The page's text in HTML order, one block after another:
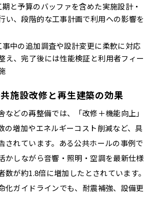
と予算のバッファを含めた実施設計・
い、段階的な工事計画で利用への影響を
事中の追加調査や設計変更に柔軟に対応
え、完了後には性能検証と利用者フィー
施設改修と再生建築の効果
などの再整備では、「改修＋機能向上」
の増加やエネルギーコスト削減など、具
されています。ある公共ホールの事例で
かしながら音響・照明・空調を最新仕様
数が約1.8倍に増加したとされています。
化ガイドラインでも、耐震補強、設備更